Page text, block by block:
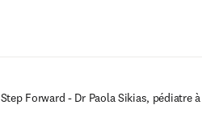
Step Forward - Dr Paola Sikias, pédiatre